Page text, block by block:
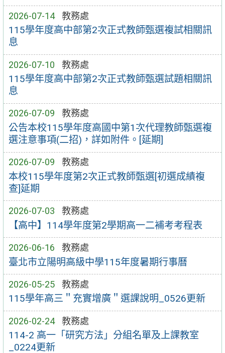
2026-07-14 教務處
115學年度高中部第2次正式教師甄選複試相關訊
息
2026-07-10 教務處
115學年度高中部第2次正式教師甄選試題相關訊
息
2026-07-09 教務處
公告本校115學年度高國中第1次代理教師甄選複
選注意事項(二招)，詳如附件。[延期]
2026-07-09 教務處
本校115學年度第2次正式教師甄選[初選成績複
查]延期
2026-07-03 教務處
【高中】114學年度第2學期高一二補考考程表
2026-06-16 教務處
臺北市立陽明高級中學115年度暑期行事曆
2026-05-25 教務處
115學年高三＂充實增廣＂選課說明_0526更新
2026-02-24 教務處
114-2 高一「研究方法」分組名單及上課教室
_0224更新